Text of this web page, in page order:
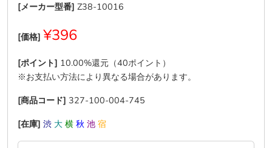
[メーカー型番] Z38-10016
[価格] ¥396
[ポイント] 10.00%還元（40ポイント）
※お支払い方法により異なる場合があります。
[商品コード] 327-100-004-745
[在庫] 渋 大 横 秋 池 宿